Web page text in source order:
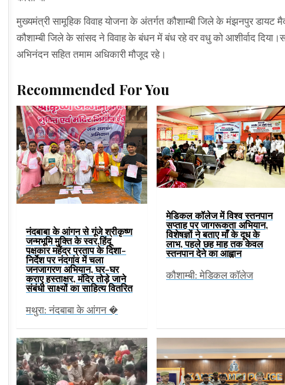
मुख्यमंत्री सामूहिक विवाह योजना के अंतर्गत कौशाम्बी जिले के मंझनपुर डायट
कौशाम्बी जिले के सांसद ने विवाह के बंधन में बंध रहे वर वधु को आशीर्वाद
अभिनंदन सहित तमाम अधिकारी मौजूद रहे।
Recommended For You
नंदबाबा के आंगन से गूंजे श्रीकृष्ण
जन्मभूमि मुक्ति के स्वर,हिंदू
पक्षकार महेंद्र प्रताप के दिशा-
निर्देश पर नंदगांव में चला
जनजागरण अभियान, घर-घर
कराए हस्ताक्षर, मंदिर तोड़े जाने
संबंधी साक्ष्यों का साहित्य वितरित
मथुरा: नंदबाबा के आंगन �
मेडिकल कॉलेज में विश्व स्तनपान
सप्ताह पर जागरूकता अभियान,
विशेषज्ञों ने बताए माँ के दूध के
लाभ, पहले छह माह तक केवल
स्तनपान देने का आह्वान
कौशाम्बी: मेडिकल कॉलेज